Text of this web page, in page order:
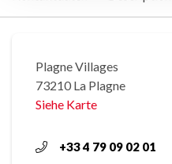
Plagne Villages
73210 La Plagne
Siehe Karte
+33 4 79 09 02 01